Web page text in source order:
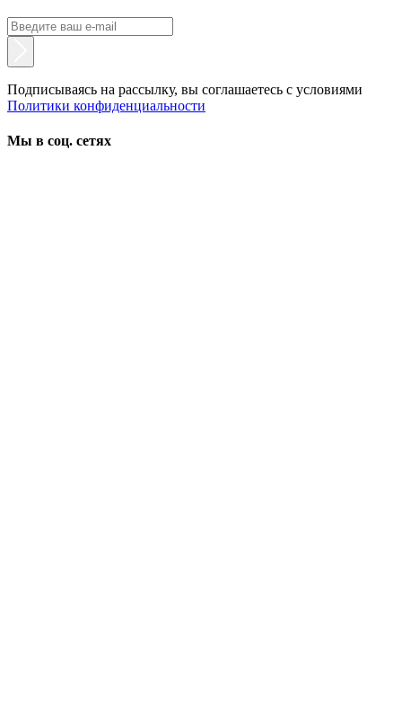
Подписываясь на рассылку, вы соглашаетесь с условиями
Политики конфиденциальности
Мы в соц. сетях